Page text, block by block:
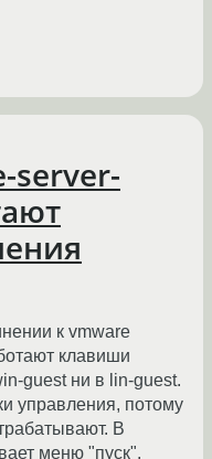
server-
к vmware
клавиши
guest ни в lin-guest.
управления, потому
В
меню "пуск".